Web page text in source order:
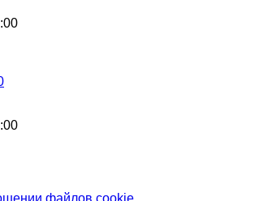
файлов cookie